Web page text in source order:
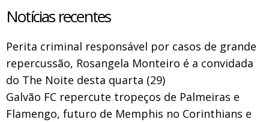
Notícias recentes
Perita criminal responsável por casos de grande
repercussão, Rosangela Monteiro é a convidada
do The Noite desta quarta (29)
Galvão FC repercute tropeços de Palmeiras e
Flamengo, futuro de Memphis no Corinthians e